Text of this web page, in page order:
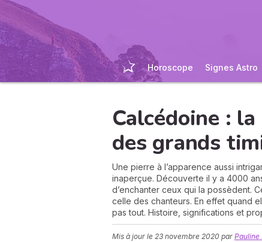
Horoscope Signes Astro
Calcédoine :
des grands
Une pierre à l’apparence aussi
inaperçue. Découverte il y a 4000
d’enchanter ceux qui la possèdent.
celle des chanteurs. En effet quand
pas tout. Histoire, significations et
Mis à jour le 23 novembre 2020 par Pauline